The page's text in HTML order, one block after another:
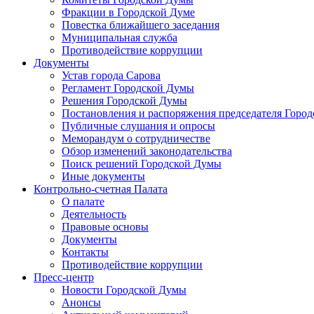
Фракции в Городской Думе
Повестка ближайшего заседания
Муниципальная служба
Противодействие коррупции
Документы
Устав города Сарова
Регламент Городской Думы
Решения Городской Думы
Постановления и распоряжения председателя
Публичные слушания и опросы
Меморандум о сотрудничестве
Обзор изменений законодательства
Поиск решений Городской Думы
Иные документы
Контрольно-счетная Палата
О палате
Деятельность
Правовые основы
Документы
Контакты
Противодействие коррупции
Пресс-центр
Новости Городской Думы
Анонсы